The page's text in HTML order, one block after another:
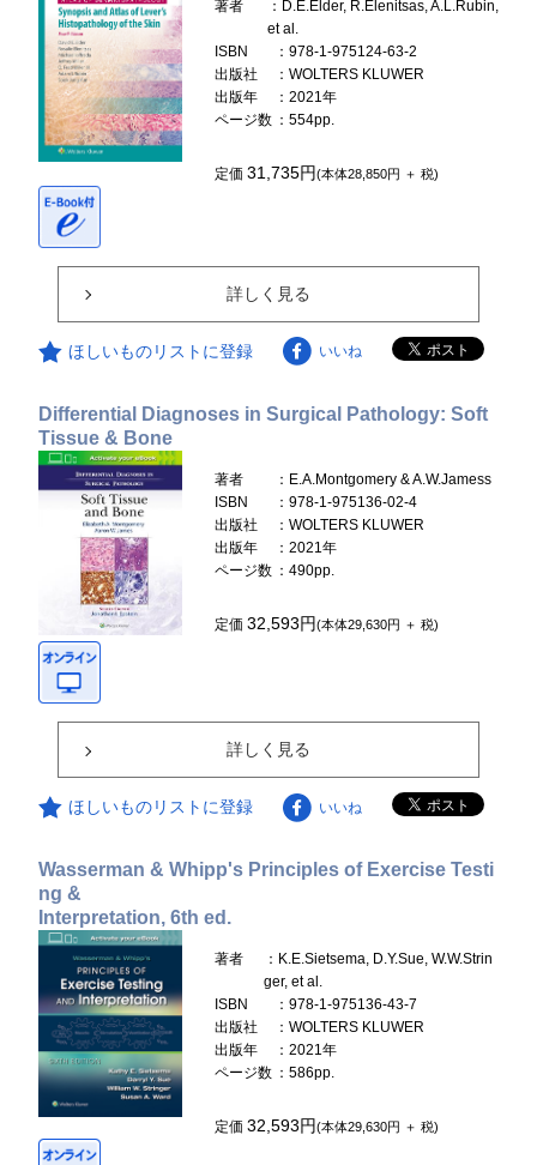
著者
：D.E.Elder, R.Elenitsas, A.L.Rubin,
et al.
ISBN
：978-1-975124-63-2
出版社
：WOLTERS KLUWER
出版年
：2021年
ページ数 ：554pp.
定価31,735円(本体28,850円 ＋ 税)
詳しく見る
ほしいものリストに登録 いいね
Differential Diagnoses in Surgical Pathology: Soft
Tissue & Bone
著者
：E.A.Montgomery & A.W.Jamess
ISBN
：978-1-975136-02-4
出版社
：WOLTERS KLUWER
出版年
：2021年
ページ数 ：490pp.
定価32,593円(本体29,630円 ＋ 税)
詳しく見る
ほしいものリストに登録 いいね
Wasserman & Whipp's Principles of Exercise Testi
ng &
Interpretation, 6th ed.
著者
：K.E.Sietsema, D.Y.Sue, W.W.Strin
ger, et al.
ISBN
：978-1-975136-43-7
出版社
：WOLTERS KLUWER
出版年
：2021年
ページ数 ：586pp.
定価32,593円(本体29,630円 ＋ 税)